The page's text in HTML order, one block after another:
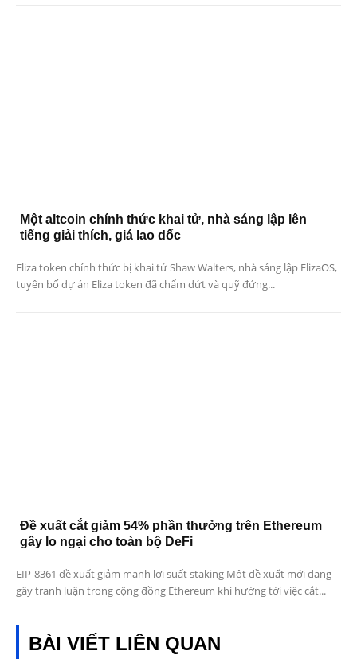
Một altcoin chính thức khai tử, nhà sáng lập lên
tiếng giải thích, giá lao dốc
Eliza token chính thức bị khai tử Shaw Walters, nhà sáng lập ElizaOS,
tuyên bố dự án Eliza token đã chấm dứt và quỹ đứng...
Đề xuất cắt giảm 54% phần thưởng trên Ethereum
gây lo ngại cho toàn bộ DeFi
EIP-8361 đề xuất giảm mạnh lợi suất staking Một đề xuất mới đang
gây tranh luận trong cộng đồng Ethereum khi hướng tới việc cắt...
BÀI VIẾT LIÊN QUAN